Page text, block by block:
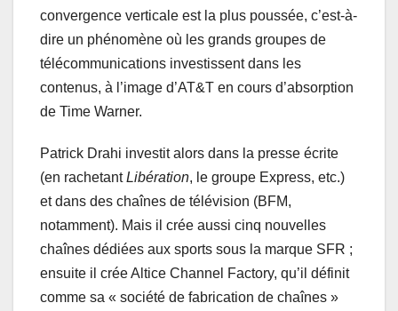
convergence verticale est la plus poussée, c’est-à-
dire un phénomène où les grands groupes de
télécommunications investissent dans les
contenus, à l’image d’AT&T en cours d’absorption
de Time Warner.
Patrick Drahi investit alors dans la presse écrite
(en rachetantLibération, le groupe Express, etc.)
et dans des chaînes de télévision (BFM,
notamment). Mais il crée aussi cinq nouvelles
chaînes dédiées aux sports sous la marque SFR ;
ensuite il crée Altice Channel Factory, qu’il définit
comme sa « société de fabrication de chaînes »